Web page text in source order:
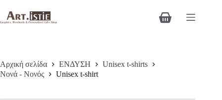
στο
περιεχόμενο
Καλάθι
Αρχική σελίδα ΕΝΔΥΣΗ
Unisex t-shirts
Νονά - Νονός
Unisex t-shirt